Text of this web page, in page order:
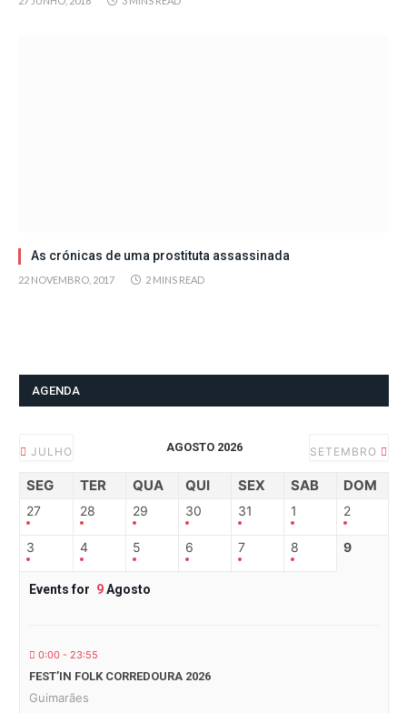
As crónicas de uma prostituta assassinada
22 NOVEMBRO, 2017 2 MINS READ
AGENDA
JULHO AGOSTO 2026 SETEMBRO
SEG TER QUA QUI SEX SAB DOM
27 28 29 30 31 1 2
3 4 5 6 7 8 9
Events for 9Agosto
0:00 - 23:55
FEST’IN FOLK CORREDOURA 2026
Guimarães